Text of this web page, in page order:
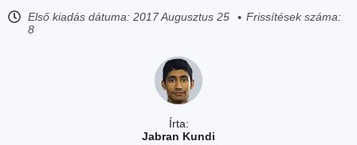
Írta:
Jabran Kundi
Első kiadás dátuma: 2017 Augusztus 25
Frissítések száma:
8